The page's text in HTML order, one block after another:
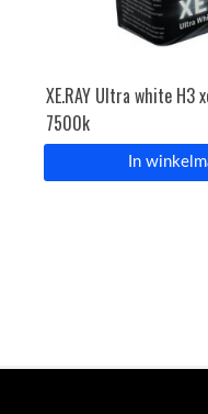
XE.RAY Ultra white H3
7500k
In